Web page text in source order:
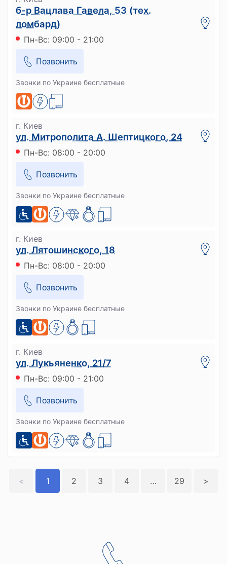
б-р Вацлава Гавела, 53 (тех.
ломбард)
Пн-Вс: 09:00 - 21:00
Позвонить
Звонки по Украине бесплатные
г. Киев
ул. Митрополита А. Шептицкого, 24
Пн-Вс: 08:00 - 20:00
Позвонить
Звонки по Украине бесплатные
г. Киев
ул. Лятошинского, 18
Пн-Вс: 08:00 - 20:00
Позвонить
Звонки по Украине бесплатные
г. Киев
ул. Лукьяненко, 21/7
Пн-Вс: 09:00 - 21:00
Позвонить
Звонки по Украине бесплатные
< 1 2 3 4 >> 29 >